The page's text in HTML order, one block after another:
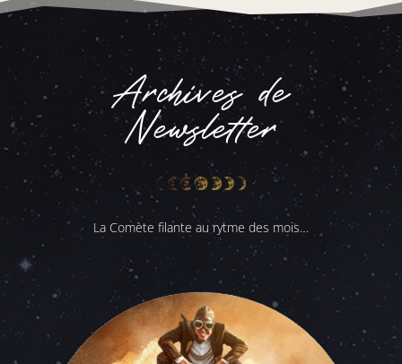
Archives de
Newsletter
La Comète filante au rytme des mois…